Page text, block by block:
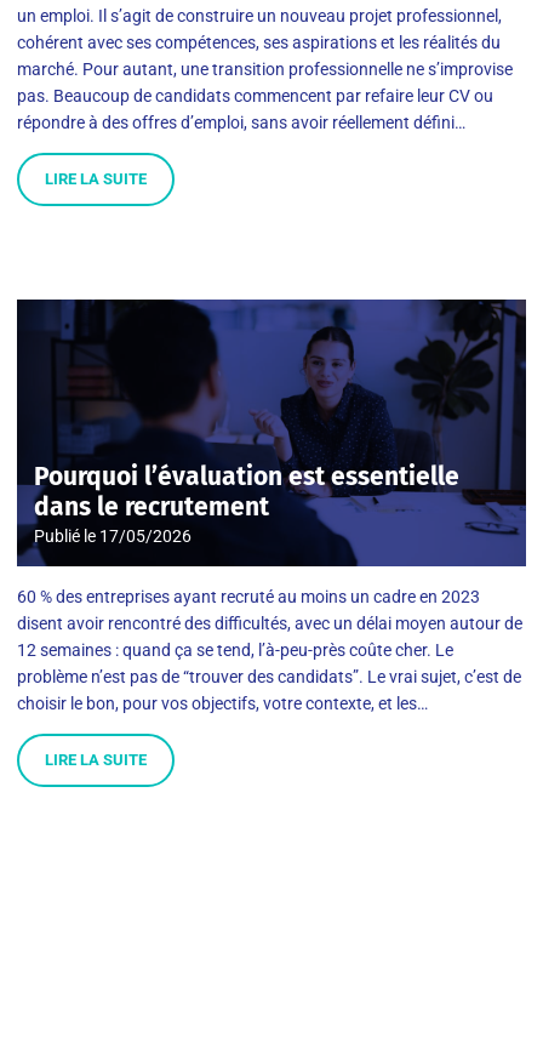
un emploi. Il s’agit de construire un nouveau projet professionnel,
cohérent avec ses compétences, ses aspirations et les réalités du
marché. Pour autant, une transition professionnelle ne s’improvise
pas. Beaucoup de candidats commencent par refaire leur CV ou
répondre à des offres d’emploi, sans avoir réellement défini…
LIRE LA SUITE
Pourquoi l’évaluation est essentielle
dans le recrutement
Publié le 17/05/2026
60 % des entreprises ayant recruté au moins un cadre en 2023
disent avoir rencontré des difficultés, avec un délai moyen autour de
12 semaines : quand ça se tend, l’à-peu-près coûte cher. Le
problème n’est pas de “trouver des candidats”. Le vrai sujet, c’est de
choisir le bon, pour vos objectifs, votre contexte, et les…
LIRE LA SUITE